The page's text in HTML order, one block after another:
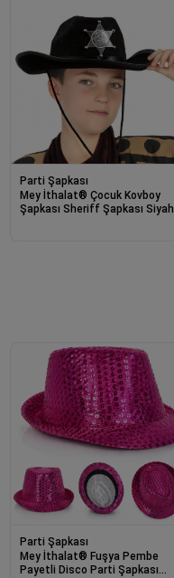
Parti Şapkası
Mey İthalat® Çocuk Kovboy
Şapkası Sheriff Şapkası Siyah
Parti Şapkası
Mey İthalat® Fuşya Pembe
Payetli Disco Parti Şapkası